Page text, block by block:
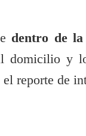
dentro de la
domicilio y
reporte de